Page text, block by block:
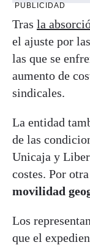
PUBLICIDAD
Tras la
el ajuste por
las que se
aumento de
sindicales.
La entidad
de las
Unicaja y
costes. Por
movilidad
Los
que el